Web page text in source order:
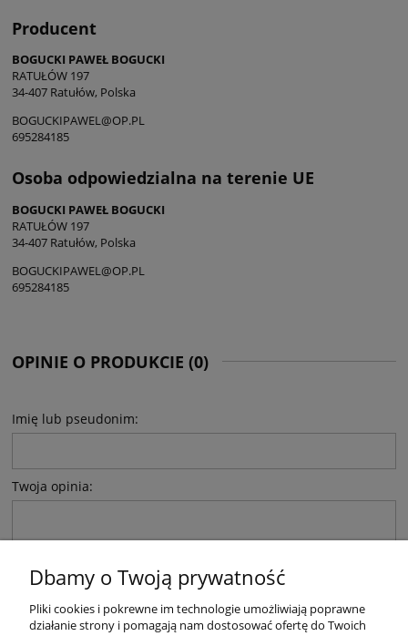
Producent
BOGUCKI PAWEŁ BOGUCKI
RATUŁÓW 197
34-407 Ratułów, Polska
BOGUCKIPAWEL@OP.PL
695284185
Osoba odpowiedzialna na terenie UE
BOGUCKI PAWEŁ BOGUCKI
RATUŁÓW 197
34-407 Ratułów, Polska
BOGUCKIPAWEL@OP.PL
695284185
OPINIE O PRODUKCIE (0)
Imię lub pseudonim:
Twoja opinia:
WYŚLIJ
Dbamy o Twoją prywatność
Pliki cookies i pokrewne im technologie umożliwiają poprawne
działanie strony i pomagają nam dostosować ofertę do Twoich